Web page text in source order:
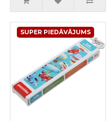
SUPER PIEDĀVĀJUMS